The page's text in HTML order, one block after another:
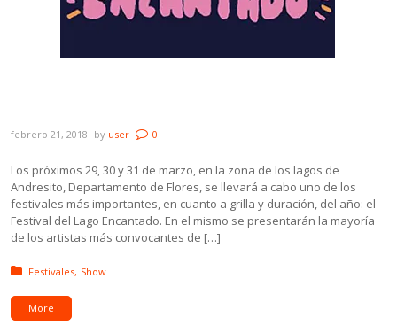
febrero 21, 2018 by user 0
Los próximos 29, 30 y 31 de marzo, en la zona de los lagos de
Andresito, Departamento de Flores, se llevará a cabo uno de los
festivales más importantes, en cuanto a grilla y duración, del año: el
Festival del Lago Encantado. En el mismo se presentarán la mayoría
de los artistas más convocantes de […]
Posted in:
Festivales Show
More